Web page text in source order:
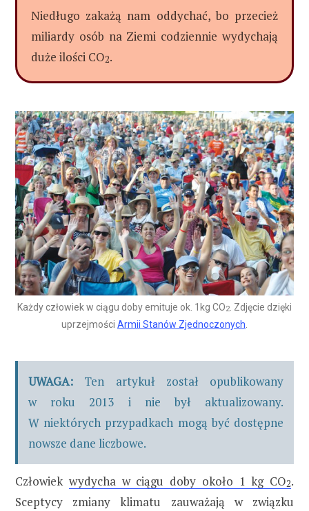
Niedługo zakażą nam oddychać, bo przecież
miliardy osób na Ziemi codziennie wydychają
duże ilości CO2.
Każdy człowiek w ciągu doby emituje ok. 1kg CO2. Zdjęcie dzięki
uprzejmości Armii Stanów Zjednoczonych.
UWAGA: Ten artykuł został opublikowany
w roku 2013 i nie był aktualizowany.
W niektórych przypadkach mogą być dostępne
nowsze dane liczbowe.
Człowiek wydycha w ciągu doby około 1 kg CO2.
Sceptycy zmiany klimatu zauważają w związku